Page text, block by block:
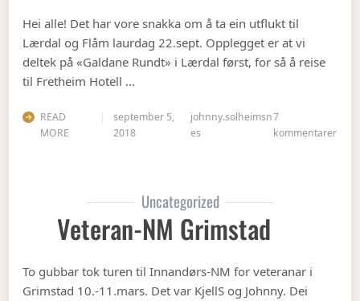
Hei alle! Det har vore snakka om å ta ein utflukt til
Lærdal og Flåm laurdag 22.sept. Opplegget er at vi
deltek på «Galdane Rundt» i Lærdal først, for så å reise
til Fretheim Hotell …
READ
MORE
september 5,
2018
johnny.solheimsn
es
7
kommentarertil
Uncategorized
Veteran-NM Grimstad
To gubbar tok turen til Innandørs-NM for veteranar i
Grimstad 10.-11.mars. Det var KjellS og Johnny. Dei